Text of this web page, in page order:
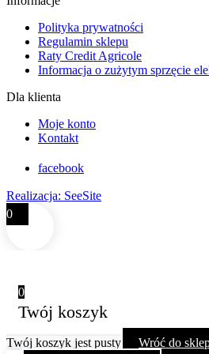
Polityka prywatności
Regulamin sklepu
Raty Credit Agricole
Informacja o zużytym sprzęcie
Dla klienta
Moje konto
Kontakt
facebook
Realizacja: SeeSite
0
0
Twój koszyk
Twój koszyk jest pusty Wróć do